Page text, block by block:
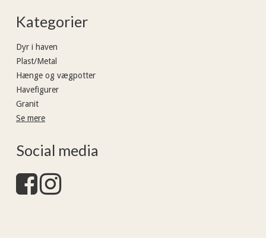
Kategorier
Dyr i haven
Plast/Metal
Hænge og vægpotter
Havefigurer
Granit
Se mere
Social media